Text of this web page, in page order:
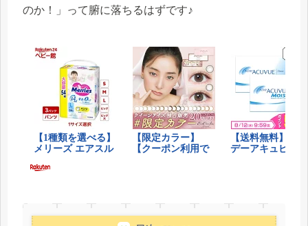
のか！」って腑に落ちるはずです♪